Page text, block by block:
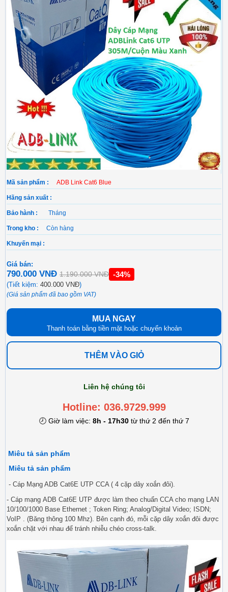
Mã sản phẩm : ADB Link Cat6 Blue
Hãng sản xuất :
Bảo hành : Tháng
Trong kho : Còn hàng
Khuyến mại :
Giá bán:
790.000 VNĐ 1.190.000 VNĐ -34%
(Tiết kiệm: 400.000 VNĐ)
(Giá sản phẩm đã bao gồm VAT)
MUA NGAY
Thanh toán bằng tiền mặt hoặc chuyển khoản
THÊM VÀO GIỎ
Liên hệ chúng tôi
Hotline: 036.9729.999
🕗 Giờ làm việc: 8h - 17h30từ thứ 2 đến thứ 7
Miêu tả sản phẩm
Miêu tả sản phẩm
- Cáp Mạng ADB Cat6E UTP CCA ( 4 cặp dây xoắn đôi).
- Cáp mạng ADB Cat6E UTP được làm theo chuẩn CCA cho mạng LAN
10/100/1000 Base Ethernet ; Token Ring; Analog/Digital Video; ISDN;
VoIP . (Băng thông 100 Mhz). Bên cạnh đó, mỗi cặp dây xoắn đôi được
xoắn chặt với nhau để tránh nhiễu chéo cross-talk.